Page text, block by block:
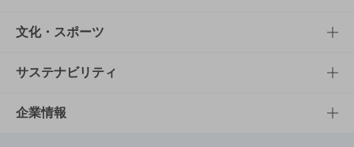
商品一覧
商品発売情報
栄養成分一覧
知る・楽しむTOP
キャンペーン
工場見学
文化・スポーツ
文化・スポーツTOP
サントリーホール
サステナビリティ
サステナビリティTOP
企業情報